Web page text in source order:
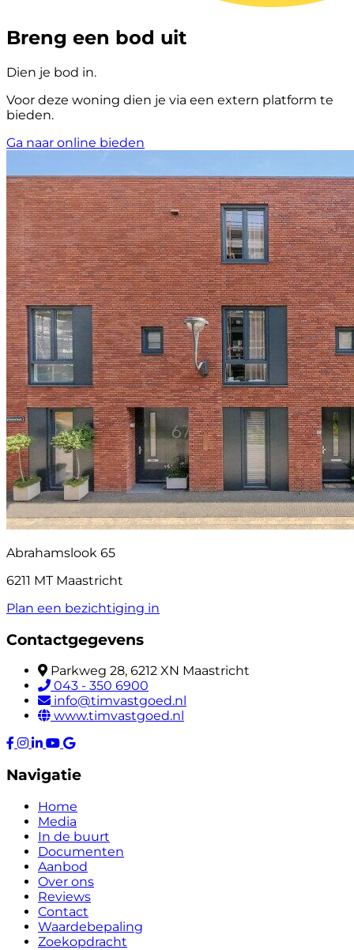
Breng een bod uit
Dien je bod in.
Voor deze woning dien je via een extern platform te
bieden.
Ga naar online bieden
Abrahamslook 65
6211 MT Maastricht
Plan een bezichtiging in
Contactgegevens
Parkweg 28, 6212 XN Maastricht
043 - 350 6900
info@timvastgoed.nl
www.timvastgoed.nl
Navigatie
Home
Media
In de buurt
Documenten
Aanbod
Over ons
Reviews
Contact
Waardebepaling
Zoekopdracht